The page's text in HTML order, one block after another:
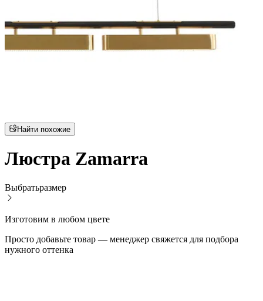
Найти похожие
Люстра Zamarra
Выбратьразмер
Изготовим в любом цвете
Просто добавьте товар — менеджер свяжется для подбора
нужного оттенка